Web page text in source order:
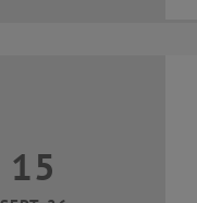
September 2026
15